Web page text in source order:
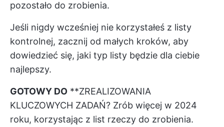
pozostało do zrobienia.
Jeśli nigdy wcześniej nie korzystałeś z listy
kontrolnej, zacznij od małych kroków, aby
dowiedzieć się, jaki typ listy będzie dla ciebie
najlepszy.
GOTOWY DO **ZREALIZOWANIA
KLUCZOWYCH ZADAŃ? Zrób więcej w 2024
roku, korzystając z list rzeczy do zrobienia.